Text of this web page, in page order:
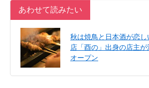
あわせて読みたい
秋は焼鳥と日本酒が恋し
店「酉の」出身の店主
オープン